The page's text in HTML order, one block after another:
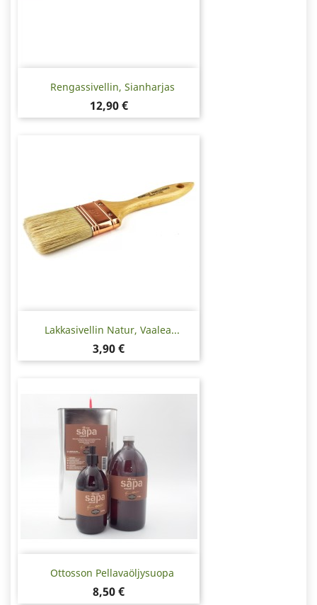
Rengassivellin, Sianharjas
Hinta
12,90 €
Lakkasivellin Natur, Vaalea...
Hinta
3,90 €
Ottosson Pellavaöljysuopa
Hinta
8,50 €